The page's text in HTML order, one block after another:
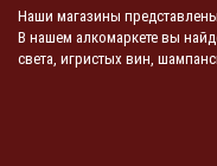
Наши магазины
В нашем алкомаркете вы
света, игристых вин,